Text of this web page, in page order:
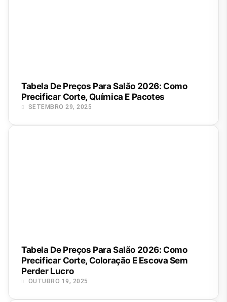
Tabela De Preços Para Salão 2026: Como
Precificar Corte, Química E Pacotes
SETEMBRO 29, 2025
Tabela De Preços Para Salão 2026: Como
Precificar Corte, Coloração E Escova Sem
Perder Lucro
OUTUBRO 19, 2025